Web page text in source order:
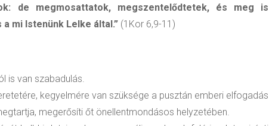
de megmosattatok, megszentelődtetek, és meg is
mi Istenünk Lelke által.” (1Kor 6,9-11)
is van szabadulás.
kegyelmére van szüksége a pusztán emberi elfogadás
megerősíti őt önellentmondásos helyzetében.